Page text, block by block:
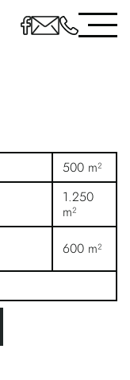
500 m²
1.250
m²
600 m²